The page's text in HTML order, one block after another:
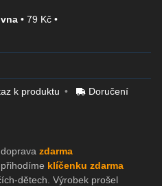
• 79 Kč •
k produktu Doručení
doprava zdarma
přihodíme klíčenku zdarma
dětech. Výrobek prošel